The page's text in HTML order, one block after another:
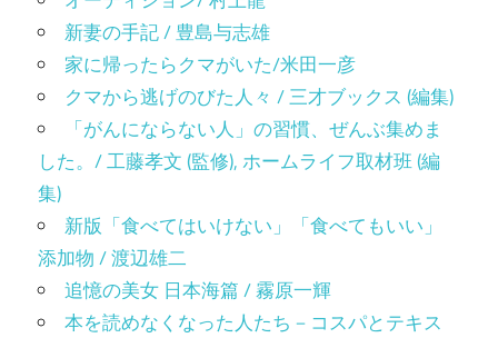
新妻の手記 / 豊島与志雄
家に帰ったらクマがいた/米田一彦
クマから逃げのびた人々 / 三才ブックス (編集)
「がんにならない人」の習慣、ぜんぶ集めま
した。/ 工藤孝文 (監修), ホームライフ取材班 (編
集)
新版「食べてはいけない」「食べてもいい」
添加物 / 渡辺雄二
追憶の美女 日本海篇 / 霧原一輝
本を読めなくなった人たち－コスパとテキス